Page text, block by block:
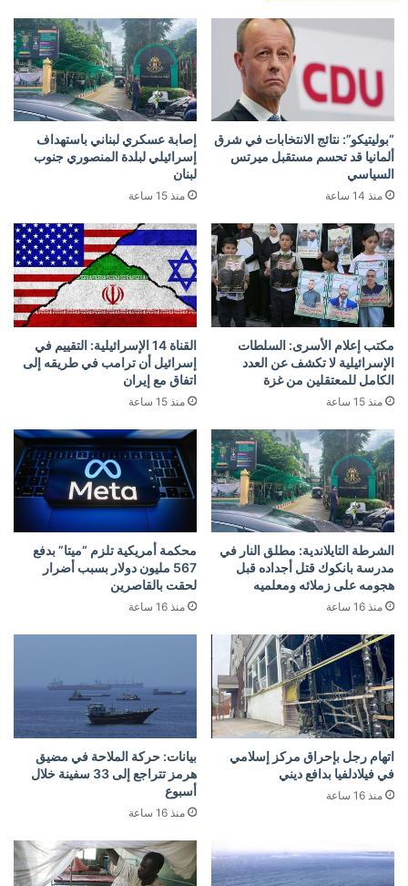
“بوليتيكو”: نتائج الانتخابات في شرق
ألمانيا قد تحسم مستقبل ميرتس
السياسي
منذ 14 ساعة
إصابة عسكري لبناني باستهداف
إسرائيلي لبلدة المنصوري جنوب
لبنان
منذ 15 ساعة
مكتب إعلام الأسرى: السلطات
الإسرائيلية لا تكشف عن العدد
الكامل للمعتقلين من غزة
منذ 15 ساعة
القناة 14 الإسرائيلية: التقييم في
إسرائيل أن ترامب في طريقه إلى
اتفاق مع إيران
منذ 15 ساعة
الشرطة التايلاندية: مطلق النار في
مدرسة بانكوك قتل أجداده قبل
هجومه على زملائه ومعلميه
منذ 16 ساعة
محكمة أمريكية تلزم “ميتا” بدفع
567 مليون دولار بسبب أضرار
لحقت بالقاصرين
منذ 16 ساعة
اتهام رجل بإحراق مركز إسلامي
في فيلادلفيا بدافع ديني
منذ 16 ساعة
بيانات: حركة الملاحة في مضيق
هرمز تتراجع إلى 33 سفينة خلال
أسبوع
منذ 16 ساعة